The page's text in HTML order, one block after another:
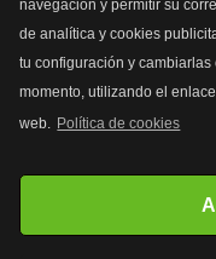
navegación y permitir su
de analítica y cookies
tu configuración y
momento, utilizando el
web. Política de cookies
y mucho más...